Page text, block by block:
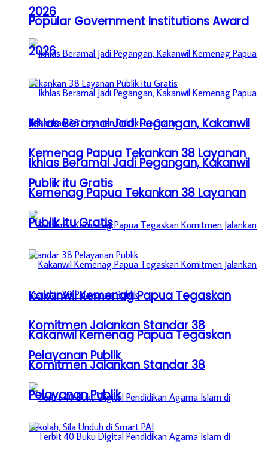
2026
Ikhlas Beramal Jadi Pegangan, Kakanwil
Kemenag Papua Tekankan 38 Layanan
Publik itu Gratis
Kakanwil Kemenag Papua Tegaskan
Komitmen Jalankan Standar 38
Pelayanan Publik
Popular Government Institutions Award
2026
Ikhlas Beramal Jadi Pegangan, Kakanwil
Kemenag Papua Tekankan 38 Layanan
Publik itu Gratis
Kakanwil Kemenag Papua Tegaskan
Komitmen Jalankan Standar 38
Pelayanan Publik